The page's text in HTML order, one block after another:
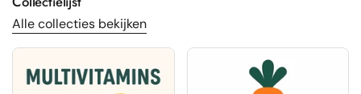
Alle collecties bekijken